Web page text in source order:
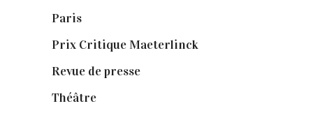
Paris
Prix Critique Maeterlinck
Revue de presse
Théâtre